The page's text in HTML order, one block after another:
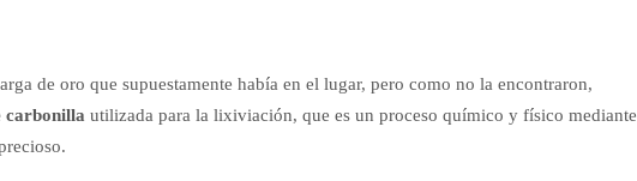
de oro que supuestamente había en el lugar, pero como no la encontraron,
carbonilla utilizada para la lixiviación, que es un proceso químico y físico mediante